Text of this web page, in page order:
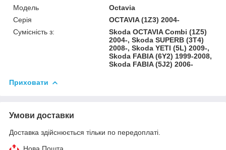
Модель
Octavia
Серія
OCTAVIA (1Z3) 2004-
Сумісність з:
Skoda OCTAVIA Combi (1Z5)
2004-, Skoda SUPERB (3T4)
2008-, Skoda YETI (5L) 2009-,
Skoda FABIA (6Y2) 1999-2008,
Skoda FABIA (5J2) 2006-
Приховати
Умови доставки
Доставка здійснюється тільки по передоплаті.
Нова Пошта